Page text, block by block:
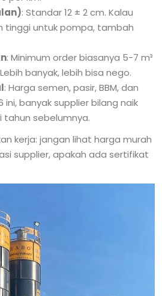
: Standar 12 ± 2 cm. Kalau
tinggi untuk pompa, tambah
: Minimum order biasanya 5-7 m³
banyak, lebih bisa nego.
: Harga semen, pasir, BBM, dan
ini, banyak supplier bilang naik
tahun sebelumnya.
kerja: jangan lihat harga murah
supplier, apakah ada sertifikat